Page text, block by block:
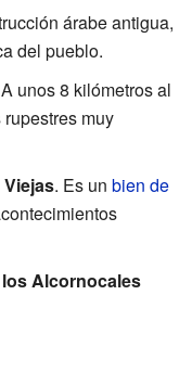
árabe antigua,
del pueblo.
unos 8 kilómetros al
muy
. Es un bien de
Alcornocales